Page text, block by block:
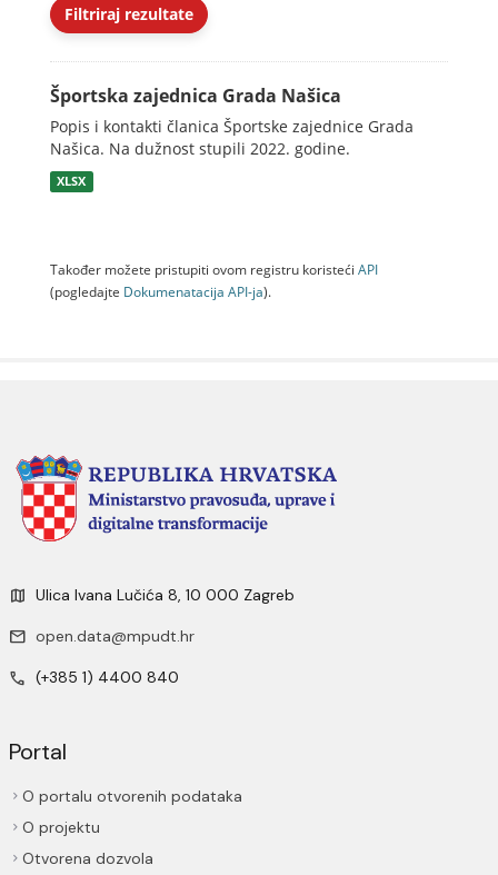
Filtriraj rezultate
Športska zajednica Grada Našica
Popis i kontakti članica Športske zajednice Grada
Našica. Na dužnost stupili 2022. godine.
XLSX
Također možete pristupiti ovom registru koristeći API
(pogledajte Dokumenаtаcijа API-jа).